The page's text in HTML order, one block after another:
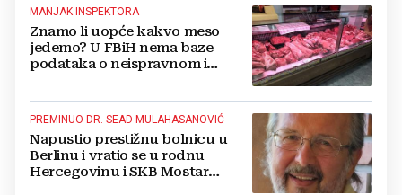
MANJAK INSPEKTORA
Znamo li uopće kakvo meso
jedemo? U FBiH nema baze
podataka o neispravnom i
PREMINUO DR. SEAD MULAHASANOVIĆ
Napustio prestižnu bolnicu u
Berlinu i vratio se u rodnu
Hercegovinu i SKB Mostar